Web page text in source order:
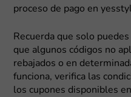
proceso de pago en
Recuerda que solo
que algunos códigos no
rebajados o en
funciona, verifica las
los cupones disponibles